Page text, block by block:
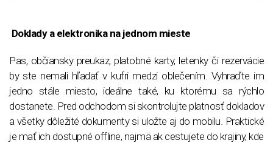
Doklady a elektronika na jednom mieste
Pas, občiansky preukaz, platobné karty, letenky či rezervácie
by ste nemali hľadať v kufri medzi oblečením. Vyhraďte im
jedno stále miesto, ideálne také, ku ktorému sa rýchlo
dostanete. Pred odchodom si skontrolujte platnosť dokladov
a všetky dôležité dokumenty si uložte aj do mobilu. Praktické
je mať ich dostupné offline, najmä ak cestujete do krajiny, kde